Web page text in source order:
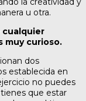
u otra.
cualquier
muy curioso.
dos
establecida en
no puedes
que estar